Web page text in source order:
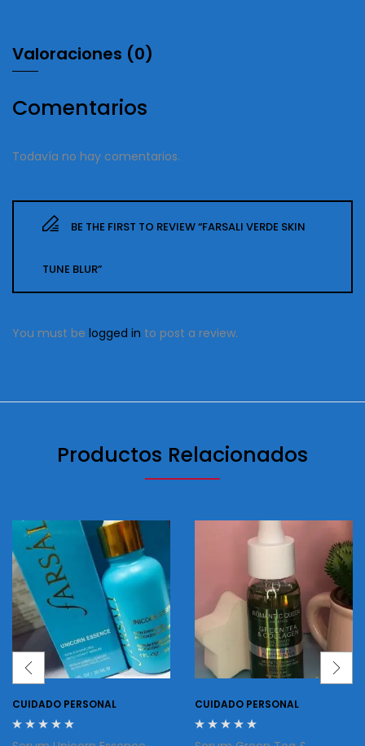
Valoraciones (0)
Comentarios
Todavía no hay comentarios.
BE THE FIRST TO REVIEW “FARSALI VERDE SKIN
TUNE BLUR”
You must be logged in to post a review.
Productos Relacionados
CUIDADO PERSONAL CUIDADO PERSONAL